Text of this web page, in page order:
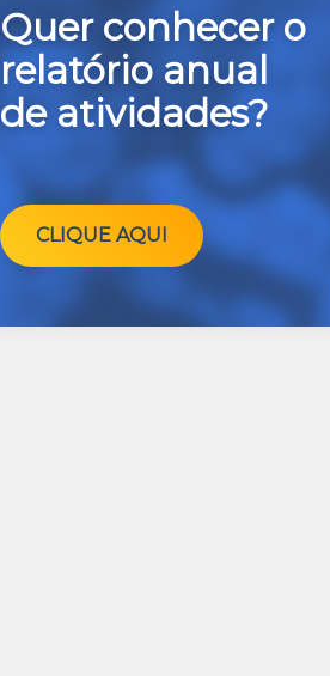
Quer conhecer o
relatório anual
de atividades?
CLIQUE AQUI